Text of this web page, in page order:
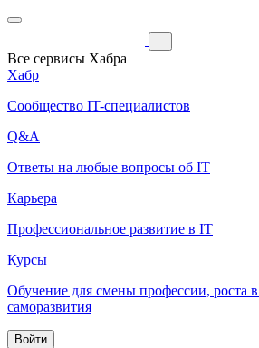
Все сервисы Хабра
Хабр
Сообщество IT-специалистов
Q&A
Ответы на любые вопросы об IT
Карьера
Профессиональное развитие в IT
Курсы
Обучение для смены профессии, роста в
саморазвития
Войти